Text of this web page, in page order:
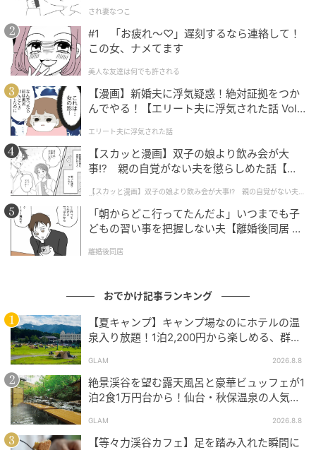
をしながらお城を見上げる時間は最高の贅沢です♪
今回取材にうかがったのは「ホテルインディゴ 犬山有
楽苑」。「ホテルインディゴ」は、世界100か国以上
にインターコンチネンタルやクラウンプラザ、ホリデ
イ・インなどの21ブランドのホテルを展開するIHGホ
テルズ＆リゾーツが展開するライフスタイル・ブティ
ックホテルブランド。
犬山城は、現存する最古の天守を誇る国宝！
オトナミューズ ウェブ
され妻なつこ
#1 「お疲れ〜♡」遅刻するなら連絡して！
この女、ナメてます
美人な友達は何でも許される
【漫画】新婚夫に浮気疑惑！絶対証拠をつか
んでやる！【エリート夫に浮気された話 Vol.
エリート夫に浮気された話
【スカッと漫画】双子の娘より飲み会が大
事!? 親の自覚がない夫を懲らしめた話【第1
【スカッと漫画】双子の娘より飲み会が大事!? 親の自覚がない夫を
懲らしめた話
「朝からどこ行ってたんだよ」いつまでも子
どもの習い事を把握しない夫【離婚後同居 Vo
離婚後同居
おでかけ記事ランキング
【夏キャンプ】キャンプ場なのにホテルの温
泉入り放題！1泊2,200円から楽しめる、群馬
GLAM 2026.8.8
絶景渓谷を望む露天風呂と豪華ビュッフェが1
泊2食1万円台から！仙台・秋保温泉の人気コ
GLAM 2026.8.8
【等々力渓谷カフェ】足を踏み入れた瞬間に